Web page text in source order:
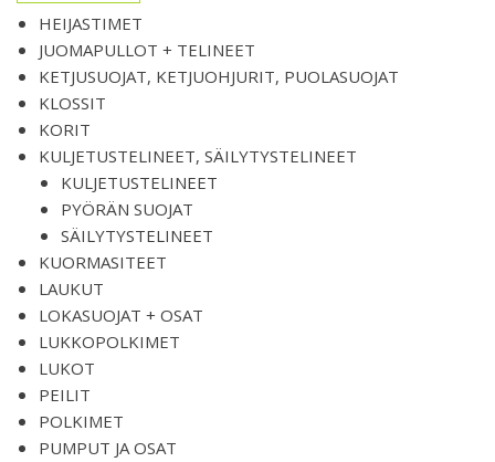
HEIJASTIMET
JUOMAPULLOT + TELINEET
KETJUSUOJAT, KETJUOHJURIT, PUOLASUOJAT
KLOSSIT
KORIT
KULJETUSTELINEET, SÄILYTYSTELINEET
KULJETUSTELINEET
PYÖRÄN SUOJAT
SÄILYTYSTELINEET
KUORMASITEET
LAUKUT
LOKASUOJAT + OSAT
LUKKOPOLKIMET
LUKOT
PEILIT
POLKIMET
PUMPUT JA OSAT